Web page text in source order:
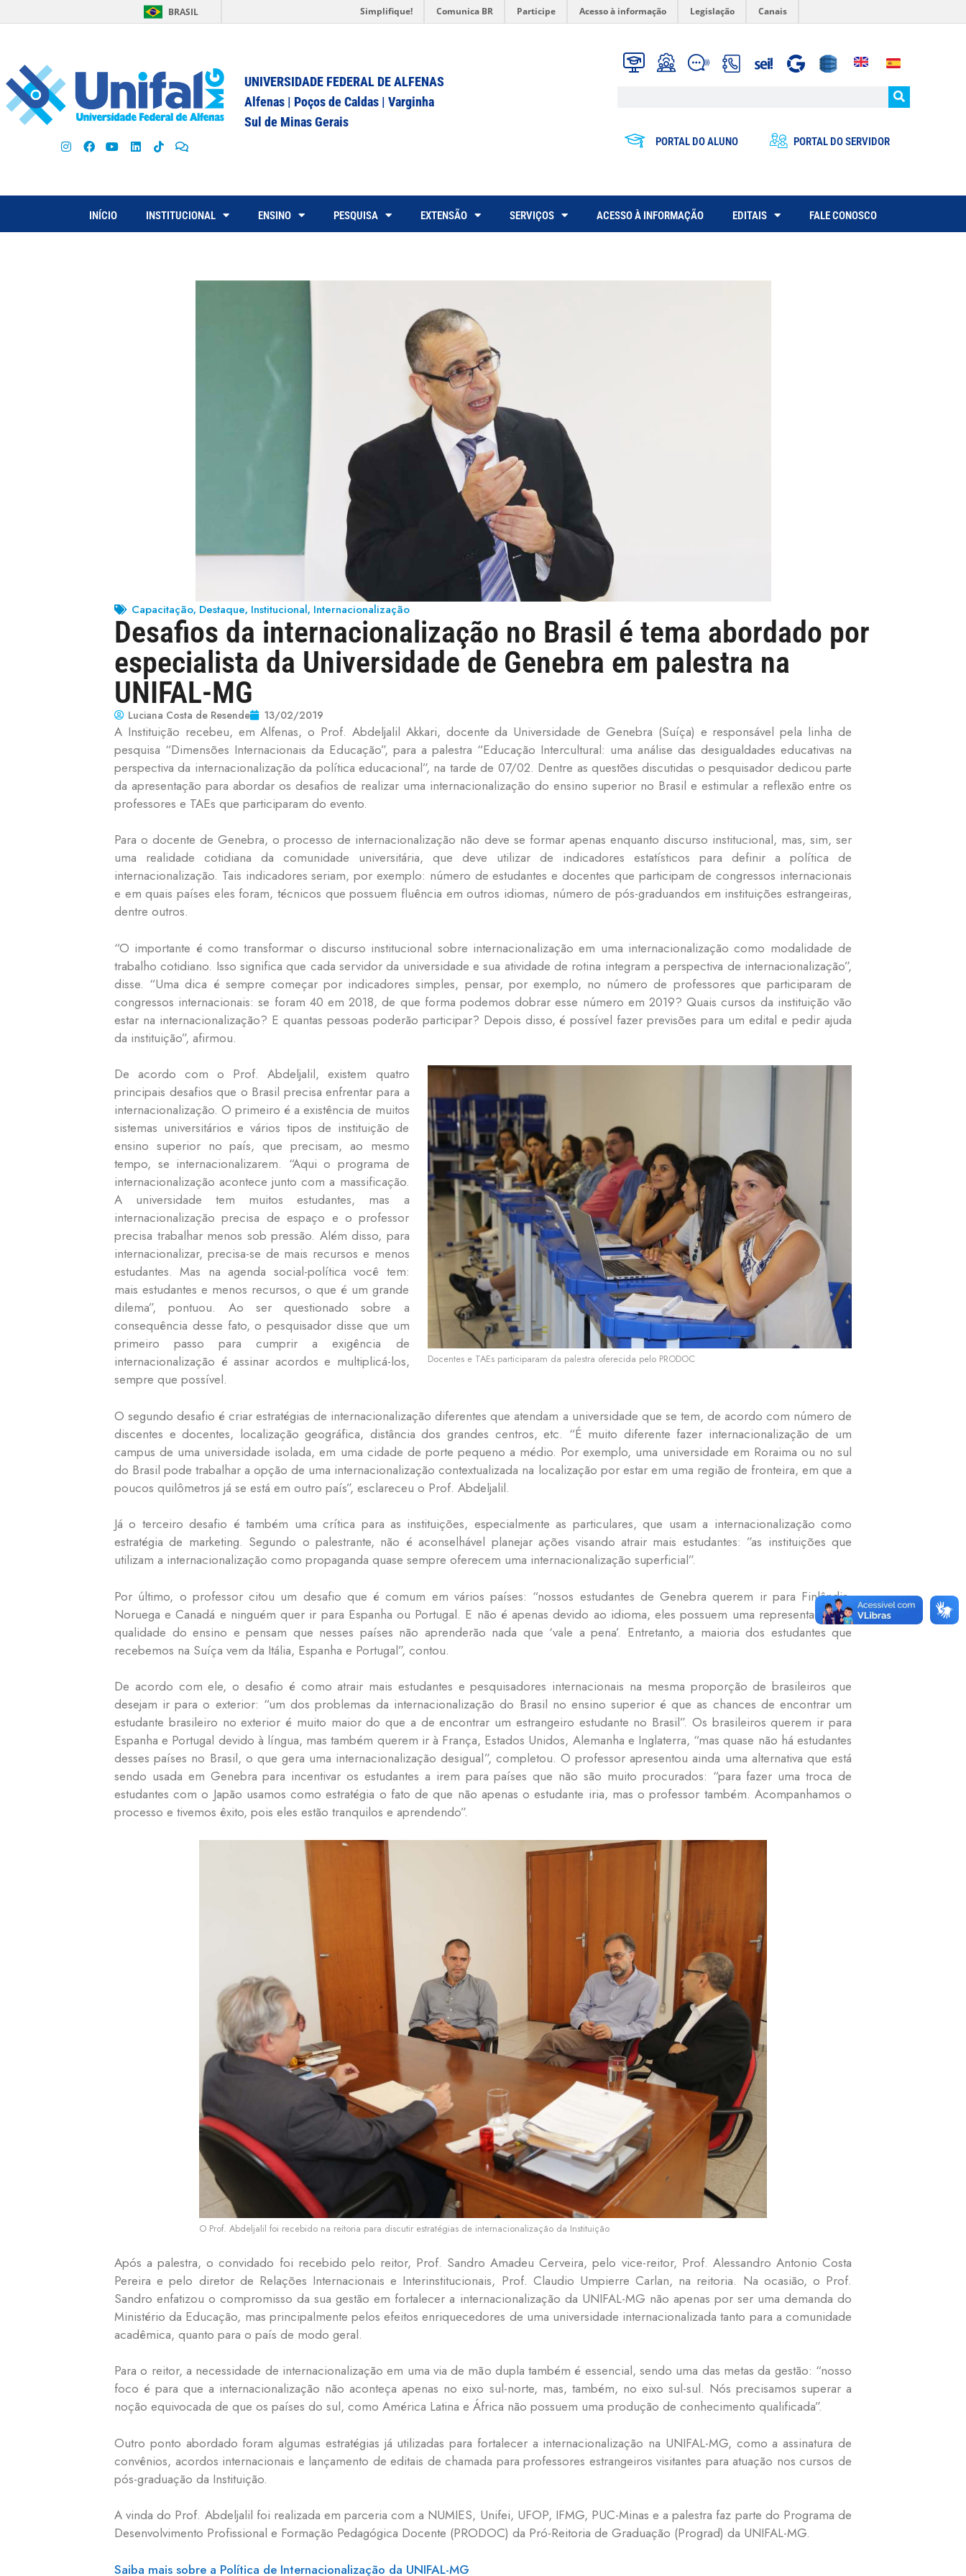
BRASIL Simplifique! Comunica BR Participe Acesso à informação Legislação Canais
UNIVERSIDADE FEDERAL DE ALFENAS
Alfenas | Poços de Caldas | Varginha
Sul de Minas Gerais
PORTAL DO ALUNO PORTAL DO SERVIDOR
INÍCIO INSTITUCIONAL ENSINO PESQUISA EXTENSÃO SERVIÇOS ACESSO À INFORMAÇÃO EDITAIS FALE CONOSCO
Capacitação, Destaque, Institucional, Internacionalização
Desafios da internacionalização no Brasil é tema abordado por
especialista da Universidade de Genebra em palestra na
UNIFAL-MG
Luciana Costa de Resende 13/02/2019
A Instituição recebeu, em Alfenas, o Prof. Abdeljalil Akkari, docente da Universidade de Genebra (Suíça) e responsável pela linha de
pesquisa “Dimensões Internacionais da Educação”, para a palestra “Educação Intercultural: uma análise das desigualdades educativas na
perspectiva da internacionalização da política educacional”, na tarde de 07/02. Dentre as questões discutidas o pesquisador dedicou parte
da apresentação para abordar os desafios de realizar uma internacionalização do ensino superior no Brasil e estimular a reflexão entre os
professores e TAEs que participaram do evento.
Para o docente de Genebra, o processo de internacionalização não deve se formar apenas enquanto discurso institucional, mas, sim, ser
uma realidade cotidiana da comunidade universitária, que deve utilizar de indicadores estatísticos para definir a política de
internacionalização. Tais indicadores seriam, por exemplo: número de estudantes e docentes que participam de congressos internacionais
e em quais países eles foram, técnicos que possuem fluência em outros idiomas, número de pós-graduandos em instituições estrangeiras,
dentre outros.
“O importante é como transformar o discurso institucional sobre internacionalização em uma internacionalização como modalidade de
trabalho cotidiano. Isso significa que cada servidor da universidade e sua atividade de rotina integram a perspectiva de internacionalização”,
disse. “Uma dica é sempre começar por indicadores simples, pensar, por exemplo, no número de professores que participaram de
congressos internacionais: se foram 40 em 2018, de que forma podemos dobrar esse número em 2019? Quais cursos da instituição vão
estar na internacionalização? E quantas pessoas poderão participar? Depois disso, é possível fazer previsões para um edital e pedir ajuda
da instituição”, afirmou.
Docentes e TAEs participaram da palestra oferecida pelo PRODOC
De acordo com o Prof. Abdeljalil, existem quatro
principais desafios que o Brasil precisa enfrentar para a
internacionalização. O primeiro é a existência de muitos
sistemas universitários e vários tipos de instituição de
ensino superior no país, que precisam, ao mesmo
tempo, se internacionalizarem. “Aqui o programa de
internacionalização acontece junto com a massificação.
A universidade tem muitos estudantes, mas a
internacionalização precisa de espaço e o professor
precisa trabalhar menos sob pressão. Além disso, para
internacionalizar, precisa-se de mais recursos e menos
estudantes. Mas na agenda social-política você tem:
mais estudantes e menos recursos, o que é um grande
dilema”, pontuou. Ao ser questionado sobre a
consequência desse fato, o pesquisador disse que um
primeiro passo para cumprir a exigência de
internacionalização é assinar acordos e multiplicá-los,
sempre que possível.
O segundo desafio é criar estratégias de internacionalização diferentes que atendam a universidade que se tem, de acordo com número de
discentes e docentes, localização geográfica, distância dos grandes centros, etc. “É muito diferente fazer internacionalização de um
campus de uma universidade isolada, em uma cidade de porte pequeno a médio. Por exemplo, uma universidade em Roraima ou no sul
do Brasil pode trabalhar a opção de uma internacionalização contextualizada na localização por estar em uma região de fronteira, em que a
poucos quilômetros já se está em outro país”, esclareceu o Prof. Abdeljalil.
Já o terceiro desafio é também uma crítica para as instituições, especialmente as particulares, que usam a internacionalização como
estratégia de marketing. Segundo o palestrante, não é aconselhável planejar ações visando atrair mais estudantes: ”as instituições que
utilizam a internacionalização como propaganda quase sempre oferecem uma internacionalização superficial”.
Por último, o professor citou um desafio que é comum em vários países: “nossos estudantes de Genebra querem ir para Finlândia,
Noruega e Canadá e ninguém quer ir para Espanha ou Portugal. E não é apenas devido ao idioma, eles possuem uma representação de
qualidade do ensino e pensam que nesses países não aprenderão nada que ‘vale a pena’. Entretanto, a maioria dos estudantes que
recebemos na Suíça vem da Itália, Espanha e Portugal”, contou.
De acordo com ele, o desafio é como atrair mais estudantes e pesquisadores internacionais na mesma proporção de brasileiros que
desejam ir para o exterior: “um dos problemas da internacionalização do Brasil no ensino superior é que as chances de encontrar um
estudante brasileiro no exterior é muito maior do que a de encontrar um estrangeiro estudante no Brasil”. Os brasileiros querem ir para
Espanha e Portugal devido à língua, mas também querem ir à França, Estados Unidos, Alemanha e Inglaterra, “mas quase não há estudantes
desses países no Brasil, o que gera uma internacionalização desigual”, completou. O professor apresentou ainda uma alternativa que está
sendo usada em Genebra para incentivar os estudantes a irem para países que não são muito procurados: “para fazer uma troca de
estudantes com o Japão usamos como estratégia o fato de que não apenas o estudante iria, mas o professor também. Acompanhamos o
processo e tivemos êxito, pois eles estão tranquilos e aprendendo”.
O Prof. Abdeljalil foi recebido na reitoria para discutir estratégias de internacionalização da Instituição
Após a palestra, o convidado foi recebido pelo reitor, Prof. Sandro Amadeu Cerveira, pelo vice-reitor, Prof. Alessandro Antonio Costa
Pereira e pelo diretor de Relações Internacionais e Interinstitucionais, Prof. Claudio Umpierre Carlan, na reitoria. Na ocasião, o Prof.
Sandro enfatizou o compromisso da sua gestão em fortalecer a internacionalização da UNIFAL-MG não apenas por ser uma demanda do
Ministério da Educação, mas principalmente pelos efeitos enriquecedores de uma universidade internacionalizada tanto para a comunidade
acadêmica, quanto para o país de modo geral.
Para o reitor, a necessidade de internacionalização em uma via de mão dupla também é essencial, sendo uma das metas da gestão: “nosso
foco é para que a internacionalização não aconteça apenas no eixo sul-norte, mas, também, no eixo sul-sul. Nós precisamos superar a
noção equivocada de que os países do sul, como América Latina e África não possuem uma produção de conhecimento qualificada”.
Outro ponto abordado foram algumas estratégias já utilizadas para fortalecer a internacionalização na UNIFAL-MG, como a assinatura de
convênios, acordos internacionais e lançamento de editais de chamada para professores estrangeiros visitantes para atuação nos cursos de
pós-graduação da Instituição.
A vinda do Prof. Abdeljalil foi realizada em parceria com a NUMIES, Unifei, UFOP, IFMG, PUC-Minas e a palestra faz parte do Programa de
Desenvolvimento Profissional e Formação Pedagógica Docente (PRODOC) da Pró-Reitoria de Graduação (Prograd) da UNIFAL-MG.
Saiba mais sobre a Política de Internacionalização da UNIFAL-MG